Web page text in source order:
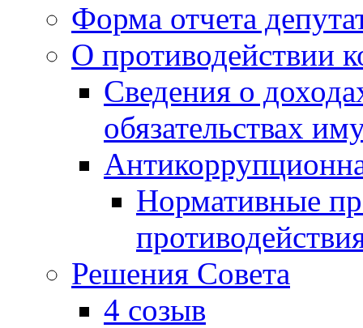
Форма отчета
О противодействии
Сведения о
обязательствах
Нормативные
Решения Совета
4 созыв